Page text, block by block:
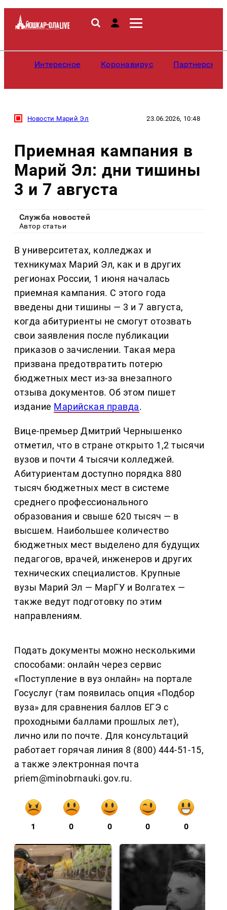
Интересное Коронавирус
Новости Марий Эл 23.06.2026, 10:48
Приемная кампания в
Марий Эл: дни тишины
3 и 7 августа
Служба новостей
Автор статьи
В университетах, колледжах и
техникумах Марий Эл, как и в других
регионах России, 1 июня началась
приемная кампания. С этого года
введены дни тишины — 3 и 7 августа,
когда абитуриенты не смогут отозвать
свои заявления после публикации
приказов о зачислении. Такая мера
призвана предотвратить потерю
бюджетных мест из-за внезапного
отзыва документов. Об этом пишет
издание Марийская правда.
Вице-премьер Дмитрий Чернышенко
отметил, что в стране открыто 1,2 тысячи
вузов и почти 4 тысячи колледжей.
Абитуриентам доступно порядка 880
тысяч бюджетных мест в системе
среднего профессионального
образования и свыше 620 тысяч — в
высшем. Наибольшее количество
бюджетных мест выделено для будущих
педагогов, врачей, инженеров и других
технических специалистов. Крупные
вузы Марий Эл — МарГУ и Волгатех —
также ведут подготовку по этим
направлениям.
Подать документы можно несколькими
способами: онлайн через сервис
«Поступление в вуз онлайн» на портале
Госуслуг (там появилась опция «Подбор
вуза» для сравнения баллов ЕГЭ с
проходными баллами прошлых лет),
лично или по почте. Для консультаций
работает горячая линия 8 (800) 444-51-15,
а также электронная почта
priem@minobrnauki.gov.ru.
1 0 0 0 0